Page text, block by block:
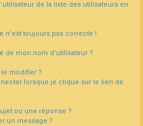
de la liste des utilisateurs en
n’est toujours pas correcte !
de mon nom d’utilisateur ?
modifier ?
lorsque je clique sur le lien de
ou une réponse ?
un message ?